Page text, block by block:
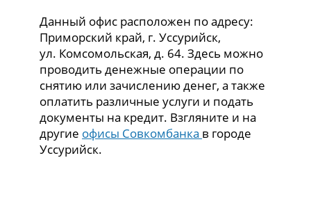
Данный офис расположен по адресу:
Приморский край, г. Уссурийск,
ул. Комсомольская, д. 64. Здесь можно
проводить денежные операции по
снятию или зачислению денег, а также
оплатить различные услуги и подать
документы на кредит. Взгляните и на
другие офисы Совкомбанка в городе
Уссурийск.